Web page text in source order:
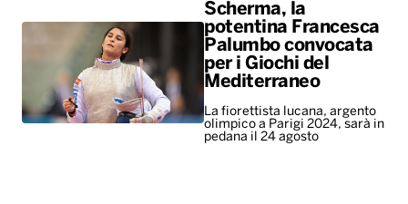
Scherma, la
potentina Francesca
Palumbo convocata
per i Giochi del
Mediterraneo
La fiorettista lucana, argento
olimpico a Parigi 2024, sarà in
pedana il 24 agosto